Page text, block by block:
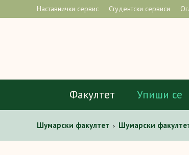
Наставнички сервис Студентски сервиси
Факултет Упиши се
Шумарски факултет > Шумарски